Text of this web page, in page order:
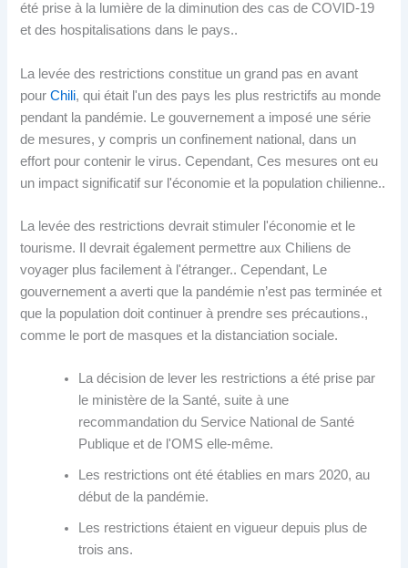
été prise à la lumière de la diminution des cas de COVID-19
et des hospitalisations dans le pays..
La levée des restrictions constitue un grand pas en avant
pourChili, qui était l'un des pays les plus restrictifs au monde
pendant la pandémie. Le gouvernement a imposé une série
de mesures, y compris un confinement national, dans un
effort pour contenir le virus. Cependant, Ces mesures ont eu
un impact significatif sur l'économie et la population chilienne..
La levée des restrictions devrait stimuler l'économie et le
tourisme. Il devrait également permettre aux Chiliens de
voyager plus facilement à l'étranger.. Cependant, Le
gouvernement a averti que la pandémie n’est pas terminée et
que la population doit continuer à prendre ses précautions.,
comme le port de masques et la distanciation sociale.
La décision de lever les restrictions a été prise par
le ministère de la Santé, suite à une
recommandation du Service National de Santé
Publique et de l'OMS elle-même.
Les restrictions ont été établies en mars 2020, au
début de la pandémie.
Les restrictions étaient en vigueur depuis plus de
trois ans.